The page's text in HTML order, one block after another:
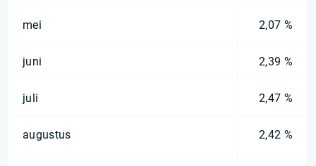
mei 2,07 %
juni 2,39 %
juli 2,47 %
augustus 2,42 %